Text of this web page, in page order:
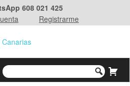
608 021 425
Registrarme